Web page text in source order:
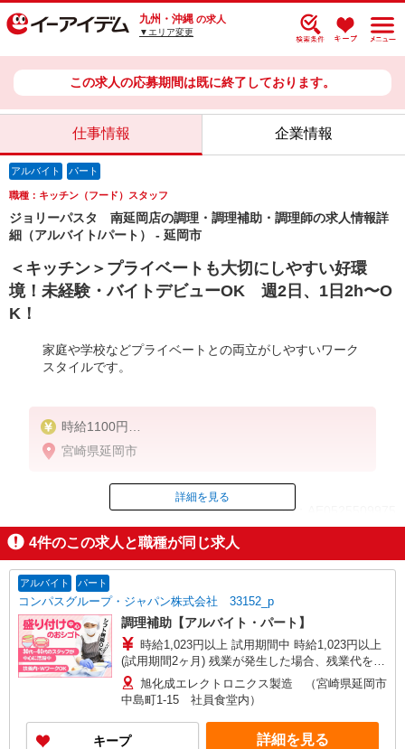
九州・沖縄 の求人
▼エリア変更
この求人の応募期間は既に終了しております。
仕事情報 企業情報
アルバイト パート
職種：キッチン（フード）スタッフ
ジョリーパスタ 南延岡店の調理・調理補助・調理師の求人情報詳
細（アルバイト/パート） - 延岡市
＜キッチン＞プライベートも大切にしやすい好環
境！未経験・バイトデビューOK 週2日、1日2h〜O
K！
家庭や学校などプライベートとの両立がしやすいワーク
スタイルです。
時給1100円
※22:00以降は時給1375円
※労働組合費あり（基本時給×月間時間数×1.8％）
土日・祝は時給＋50円
宮崎県延岡市
ID：AE0525509975
掲載期間終了
詳細を見る
4件のこの求人と職種が同じ求人
アルバイト パート
コンパスグループ・ジャパン株式会社 33152_p
調理補助【アルバイト・パート】
時給1,023円以上 試用期間中 時給1,023円以上
(試用期間2ヶ月) 残業が発生した場合、残業代を1
分単位で別途支給します。
旭化成エレクトロニクス製造 （宮崎県延岡市
中島町1-15 社員食堂内）
キープ 詳細を見る